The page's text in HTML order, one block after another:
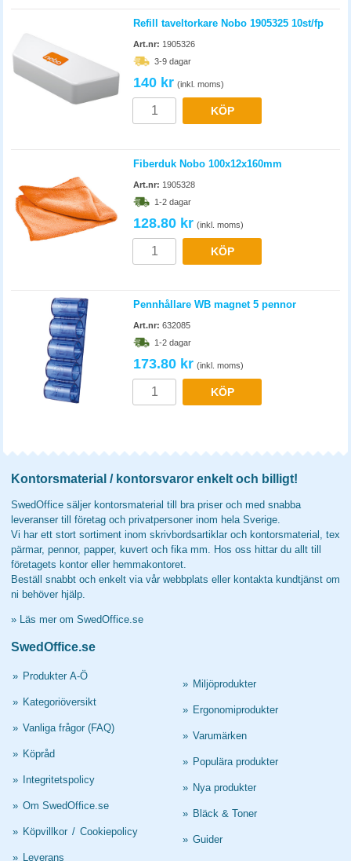
Refill taveltorkare Nobo 1905325 10st/fp
Art.nr: 1905326
3-9 dagar
140 kr (inkl. moms)
KÖP
Fiberduk Nobo 100x12x160mm
Art.nr: 1905328
1-2 dagar
128.80 kr (inkl. moms)
KÖP
Pennhållare WB magnet 5 pennor
Art.nr: 632085
1-2 dagar
173.80 kr (inkl. moms)
KÖP
Kontorsmaterial / kontorsvaror enkelt och billigt!
SwedOffice säljer kontorsmaterial till bra priser och med snabba
leveranser till företag och privatpersoner inom hela Sverige.
Vi har ett stort sortiment inom skrivbordsartiklar och kontorsmaterial, tex
pärmar, pennor, papper, kuvert och fika mm. Hos oss hittar du allt till
företagets kontor eller hemmakontoret.
Beställ snabbt och enkelt via vår webbplats eller kontakta kundtjänst om
ni behöver hjälp.
» Läs mer om SwedOffice.se
SwedOffice.se
» Produkter A-Ö
» Kategoriöversikt
» Vanliga frågor (FAQ)
» Köpråd
» Integritetspolicy
» Om SwedOffice.se
» Köpvillkor / Cookiepolicy
» Leverans
» Miljöprodukter
» Ergonomiprodukter
» Varumärken
» Populära produkter
» Nya produkter
» Bläck & Toner
» Guider